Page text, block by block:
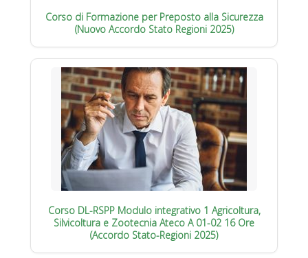
Corso di Formazione per Preposto alla Sicurezza
(Nuovo Accordo Stato Regioni 2025)
Corso DL-RSPP Modulo integrativo 1 Agricoltura,
Silvicoltura e Zootecnia Ateco A 01-02 16 Ore
(Accordo Stato-Regioni 2025)